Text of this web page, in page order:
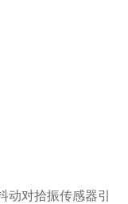
对拾振传感器引